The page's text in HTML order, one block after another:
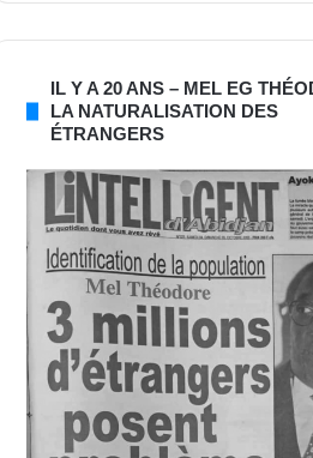
IL Y A 20 ANS – MEL EG
LA NATURALISATION DES
ÉTRANGERS